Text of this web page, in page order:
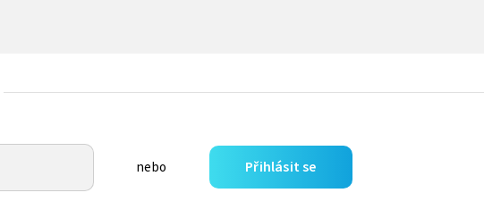
nebo Přihlásit se